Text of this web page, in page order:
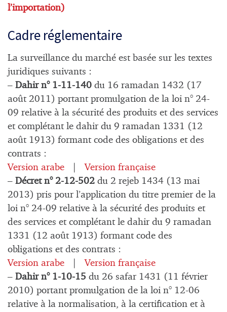
l’importation)
Cadre réglementaire
La surveillance du marché est basée sur les textes
juridiques suivants :
– Dahir n° 1-11-140 du 16 ramadan 1432 (17
août 2011) portant promulgation de la loi n° 24-
09 relative à la sécurité des produits et des services
et complétant le dahir du 9 ramadan 1331 (12
août 1913) formant code des obligations et des
contrats :
Version arabe |Version française
– Décret n° 2-12-502 du 2 rejeb 1434 (13 mai
2013) pris pour l’application du titre premier de la
loi n° 24-09 relative à la sécurité des produits et
des services et complétant le dahir du 9 ramadan
1331 (12 août 1913) formant code des
obligations et des contrats :
Version arabe |Version française
– Dahir n° 1-10-15 du 26 safar 1431 (11 février
2010) portant promulgation de la loi n° 12-06
relative à la normalisation, à la certification et à